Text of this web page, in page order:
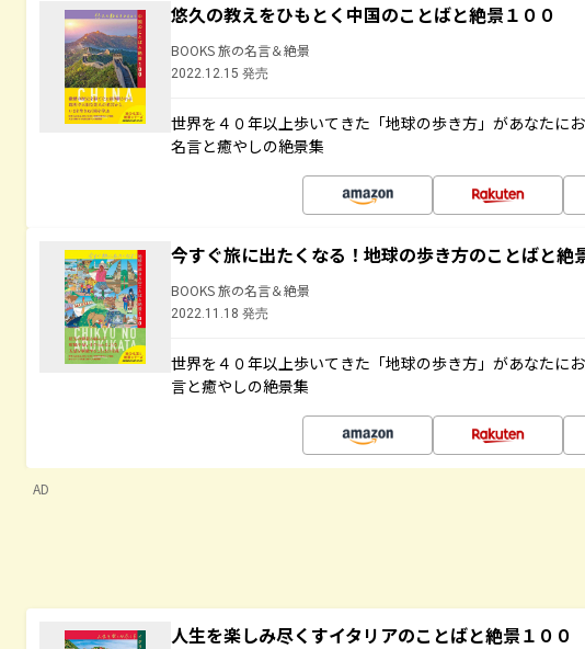
悠久の教えをひもとく中国のことばと絶景１００
BOOKS 旅の名言＆絶景
2022.12.15 発売
世界を４０年以上歩いてきた「地球の歩き方」があなたに
名言と癒やしの絶景集
今すぐ旅に出たくなる！地球の歩き方のことばと絶
BOOKS 旅の名言＆絶景
2022.11.18 発売
世界を４０年以上歩いてきた「地球の歩き方」があなたに
言と癒やしの絶景集
AD
人生を楽しみ尽くすイタリアのことばと絶景１００